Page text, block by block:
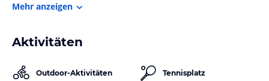
Mehr anzeigen
Aktivitäten
Outdoor-Aktivitäten Tennisplatz